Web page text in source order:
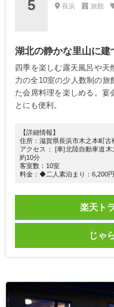
5 長浜 旅館
湖北の静かな里山に建
四季を楽しむ露天風呂や
力の全10室の少人数制の
た会席料理を楽しめる。宴
とにも便利。
【詳細情報】
住所：滋賀県長浜市木之本町古
アクセス： [車]北陸自動車道
約10分
客室数：10室
料金：◆二人素泊まり：6,200
楽天ト
じゃ